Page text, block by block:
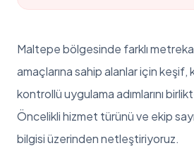
Maltepebölgesinde farklı
amaçlarına sahip alanlar için keşif,
kontrollü uygulama adımlarını
Öncelikli hizmet türünü ve ekip
bilgisi üzerinden netleştiriyoruz.